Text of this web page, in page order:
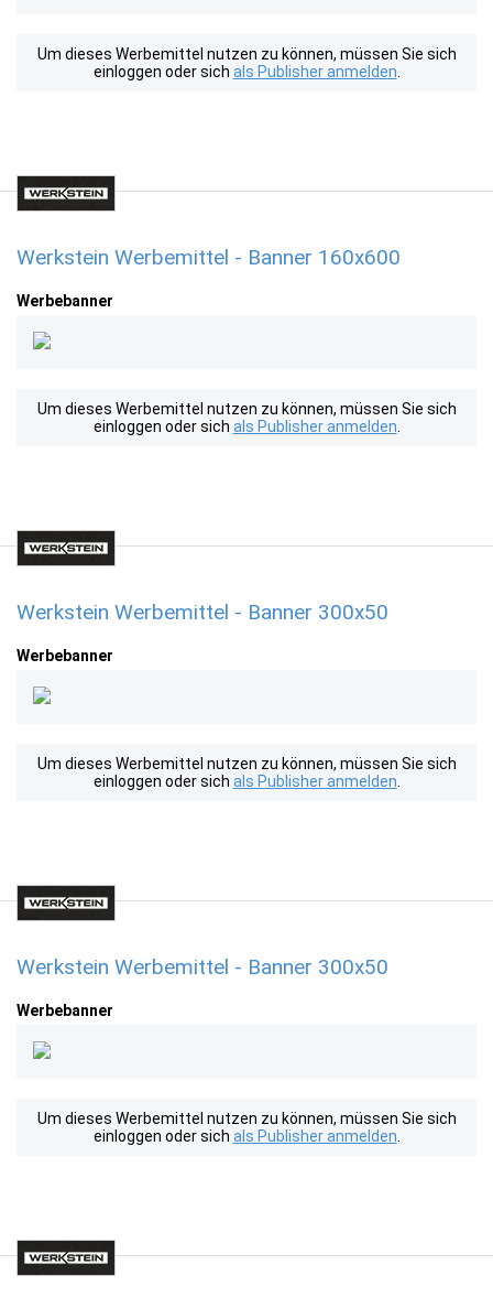
Um dieses Werbemittel nutzen zu können, müssen Sie sich
einloggen oder sich als Publisher anmelden
Werkstein Werbemittel - Banner 160x600
Werbebanner
Um dieses Werbemittel nutzen zu können, müssen Sie sich
einloggen oder sich als Publisher anmelden
Werkstein Werbemittel - Banner 300x50
Werbebanner
Um dieses Werbemittel nutzen zu können, müssen Sie sich
einloggen oder sich als Publisher anmelden
Werkstein Werbemittel - Banner 300x50
Werbebanner
Um dieses Werbemittel nutzen zu können, müssen Sie sich
einloggen oder sich als Publisher anmelden